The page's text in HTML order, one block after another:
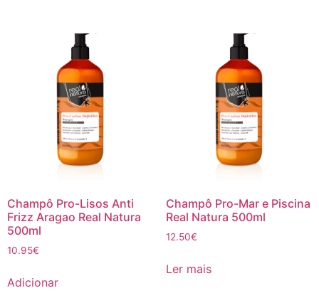
Champô Pro-Lisos Anti
Frizz Aragao Real Natura
500ml
10.95€
Adicionar
Champô Pro-Mar e Piscina
Real Natura 500ml
12.50€
Ler mais